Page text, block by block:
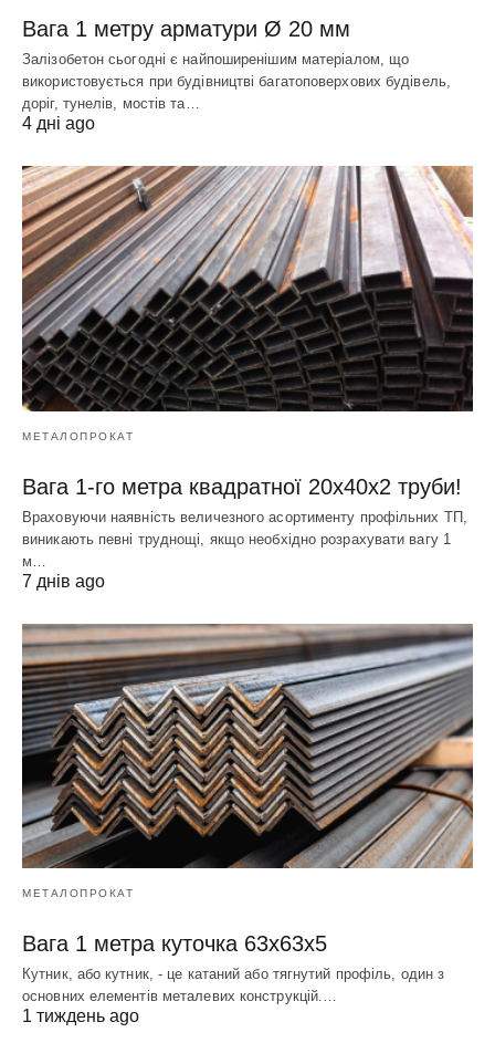
Вага 1 метру арматури Ø 20 мм
Залізобетон сьогодні є найпоширенішим матеріалом, що
використовується при будівництві багатоповерхових будівель,
доріг, тунелів, мостів та…
4 дні ago
МЕТАЛОПРОКАТ
Вага 1-го метра квадратної 20х40х2 труби!
Враховуючи наявність величезного асортименту профільних ТП,
виникають певні труднощі, якщо необхідно розрахувати вагу 1
м…
7 днів ago
МЕТАЛОПРОКАТ
Вага 1 метра куточка 63х63х5
Кутник, або кутник, - це катаний або тягнутий профіль, один з
основних елементів металевих конструкцій.…
1 тиждень ago